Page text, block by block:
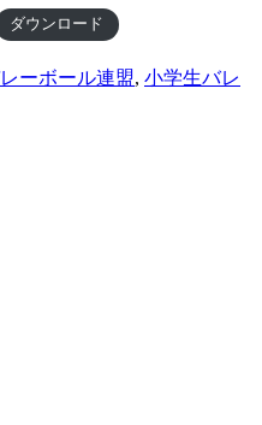
ダウンロード
ーボール連盟, 小学生バレ